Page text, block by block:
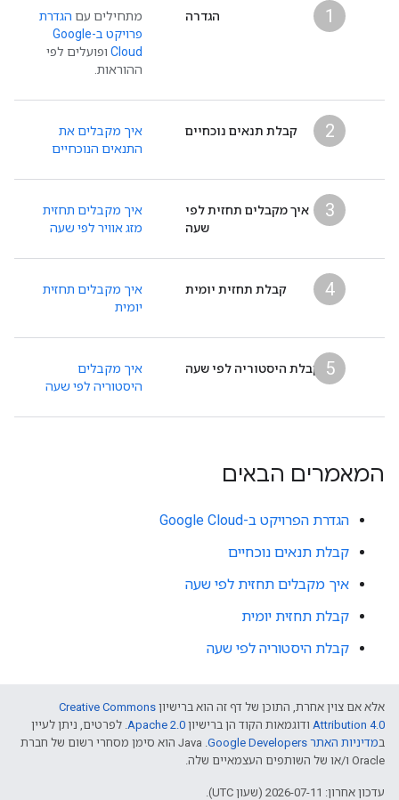
1 הגדרה מתחילים עם הגדרת
פרויקט ב-Google
Cloud ופועלים לפי
ההוראות.
2 קבלת תנאים נוכחיים
איך מקבלים את
התנאים הנוכחיים
3
איך מקבלים תחזית לפי
שעה
איך מקבלים תחזית
מזג אוויר לפי שעה
4 קבלת תחזית יומית
איך מקבלים תחזית
יומית
5 קבלת היסטוריה לפי שעה
איך מקבלים
היסטוריה לפי שעה
המאמרים הבאים
הגדרת הפרויקט ב-Google Cloud
קבלת תנאים נוכחיים
איך מקבלים תחזית לפי שעה
קבלת תחזית יומית
קבלת היסטוריה לפי שעה
אלא אם צוין אחרת, התוכן של דף זה הוא ברישיון Creative Commons
Attribution 4.0 ודוגמאות הקוד הן ברישיון Apache 2.0. לפרטים, ניתן לעיין
במדיניות האתר Google Developers‏
.‏ Java הוא סימן מסחרי רשום של חברת
Oracle ו/או של השותפים העצמאיים שלה.
עדכון אחרון: 2026-07-11 (שעון UTC).